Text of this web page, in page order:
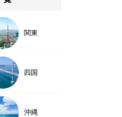
関東
四国
沖縄